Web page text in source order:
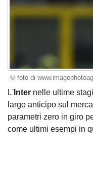
© foto di
L' Inter nelle ultime
largo anticipo sul
parametri zero in giro
come ultimi esempi in